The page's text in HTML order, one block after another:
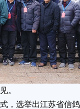
。
选举出江苏省信